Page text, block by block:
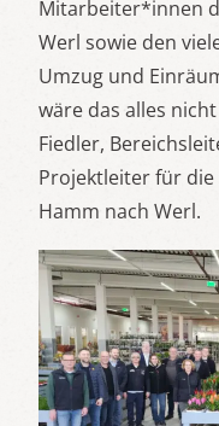
Mitarbeiter*innen
Werl sowie den
Umzug und
wäre das alles
Fiedler,
Projektleiter für
Hamm nach Werl.